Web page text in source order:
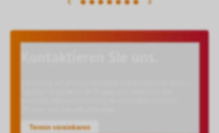
Termin vereinbaren